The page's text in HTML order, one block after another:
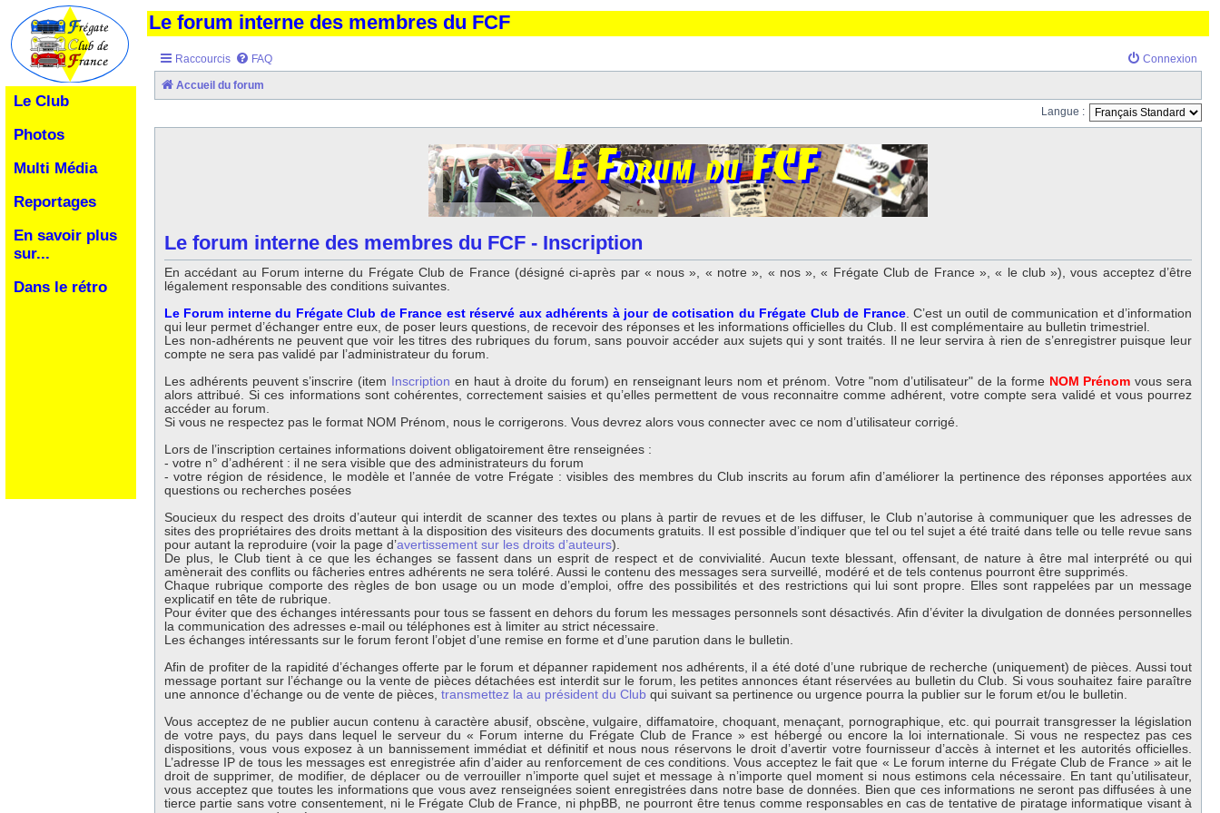
Le Club
Photos
Multi Média
Reportages
En savoir plus
sur...
Dans le rétro
Le forum interne des membres du FCF
Raccourcis FAQ Connexion
Accueil du forum
Langue :
Le forum interne des membres du FCF - Inscription
En accédant au Forum interne du Frégate Club de France (désigné ci-après par « nous », « notre », « nos », « Frégate Club de France », « le club »), vous acceptez d’être
légalement responsable des conditions suivantes.
Le Forum interne du Frégate Club de France est réservé aux adhérents à jour de cotisation du Frégate Club de France. C’est un outil de communication et d’information
qui leur permet d’échanger entre eux, de poser leurs questions, de recevoir des réponses et les informations officielles du Club. Il est complémentaire au bulletin trimestriel.
Les non-adhérents ne peuvent que voir les titres des rubriques du forum, sans pouvoir accéder aux sujets qui y sont traités. Il ne leur servira à rien de s’enregistrer puisque leur
compte ne sera pas validé par l’administrateur du forum.
Les adhérents peuvent s’inscrire (item Inscription en haut à droite du forum) en renseignant leurs nom et prénom. Votre "nom d’utilisateur" de la forme NOM Prénom vous sera
alors attribué. Si ces informations sont cohérentes, correctement saisies et qu’elles permettent de vous reconnaitre comme adhérent, votre compte sera validé et vous pourrez
accéder au forum.
Si vous ne respectez pas le format NOM Prénom, nous le corrigerons. Vous devrez alors vous connecter avec ce nom d’utilisateur corrigé.
Lors de l’inscription certaines informations doivent obligatoirement être renseignées :
- votre n° d’adhérent : il ne sera visible que des administrateurs du forum
- votre région de résidence, le modèle et l’année de votre Frégate : visibles des membres du Club inscrits au forum afin d’améliorer la pertinence des réponses apportées aux
questions ou recherches posées
Soucieux du respect des droits d’auteur qui interdit de scanner des textes ou plans à partir de revues et de les diffuser, le Club n’autorise à communiquer que les adresses de
sites des propriétaires des droits mettant à la disposition des visiteurs des documents gratuits. Il est possible d’indiquer que tel ou tel sujet a été traité dans telle ou telle revue sans
pour autant la reproduire (voir la page d’avertissement sur les droits d’auteurs).
De plus, le Club tient à ce que les échanges se fassent dans un esprit de respect et de convivialité. Aucun texte blessant, offensant, de nature à être mal interprété ou qui
amènerait des conflits ou fâcheries entres adhérents ne sera toléré. Aussi le contenu des messages sera surveillé, modéré et de tels contenus pourront être supprimés.
Chaque rubrique comporte des règles de bon usage ou un mode d’emploi, offre des possibilités et des restrictions qui lui sont propre. Elles sont rappelées par un message
explicatif en tête de rubrique.
Pour éviter que des échanges intéressants pour tous se fassent en dehors du forum les messages personnels sont désactivés. Afin d’éviter la divulgation de données personnelles
la communication des adresses e-mail ou téléphones est à limiter au strict nécessaire.
Les échanges intéressants sur le forum feront l’objet d’une remise en forme et d’une parution dans le bulletin.
Afin de profiter de la rapidité d’échanges offerte par le forum et dépanner rapidement nos adhérents, il a été doté d’une rubrique de recherche (uniquement) de pièces. Aussi tout
message portant sur l’échange ou la vente de pièces détachées est interdit sur le forum, les petites annonces étant réservées au bulletin du Club. Si vous souhaitez faire paraître
une annonce d’échange ou de vente de pièces, transmettez la au président du Club qui suivant sa pertinence ou urgence pourra la publier sur le forum et/ou le bulletin.
Vous acceptez de ne publier aucun contenu à caractère abusif, obscène, vulgaire, diffamatoire, choquant, menaçant, pornographique, etc. qui pourrait transgresser la législation
de votre pays, du pays dans lequel le serveur du « Forum interne du Frégate Club de France » est hébergé ou encore la loi internationale. Si vous ne respectez pas ces
dispositions, vous vous exposez à un bannissement immédiat et définitif et nous nous réservons le droit d’avertir votre fournisseur d’accès à internet et les autorités officielles.
L’adresse IP de tous les messages est enregistrée afin d’aider au renforcement de ces conditions. Vous acceptez le fait que « Le forum interne du Frégate Club de France » ait le
droit de supprimer, de modifier, de déplacer ou de verrouiller n’importe quel sujet et message à n’importe quel moment si nous estimons cela nécessaire. En tant qu’utilisateur,
vous acceptez que toutes les informations que vous avez renseignées soient enregistrées dans notre base de données. Bien que ces informations ne seront pas diffusées à une
tierce partie sans votre consentement, ni le Frégate Club de France, ni phpBB, ne pourront être tenus comme responsables en cas de tentative de piratage informatique visant à